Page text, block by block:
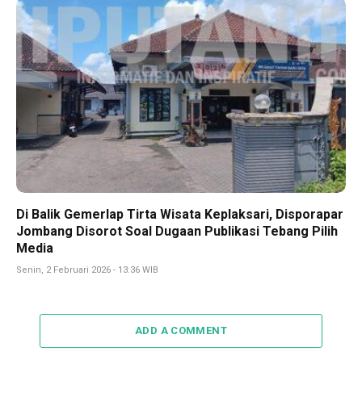
Di Balik Gemerlap Tirta Wisata Keplaksari, Disporapar
Jombang Disorot Soal Dugaan Publikasi Tebang Pilih
Media
Senin, 2 Februari 2026 - 13:36 WIB
ADD A COMMENT